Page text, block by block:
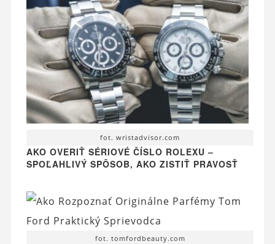
fot. wristadvisor.com
AKO OVERIŤ SÉRIOVÉ ČÍSLO ROLEXU –
SPOĽAHLIVÝ SPÔSOB, AKO ZISTIŤ PRAVOSŤ
fot. tomfordbeauty.com